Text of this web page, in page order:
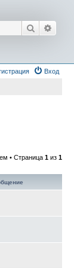
Поиск
Вход
• Страница 1 из 1